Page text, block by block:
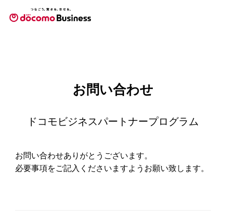
お問い合わせ
ドコモビジネスパートナープログラム
お問い合わせありがとうございます。
必要事項をご記入くださいますようお願い致します。